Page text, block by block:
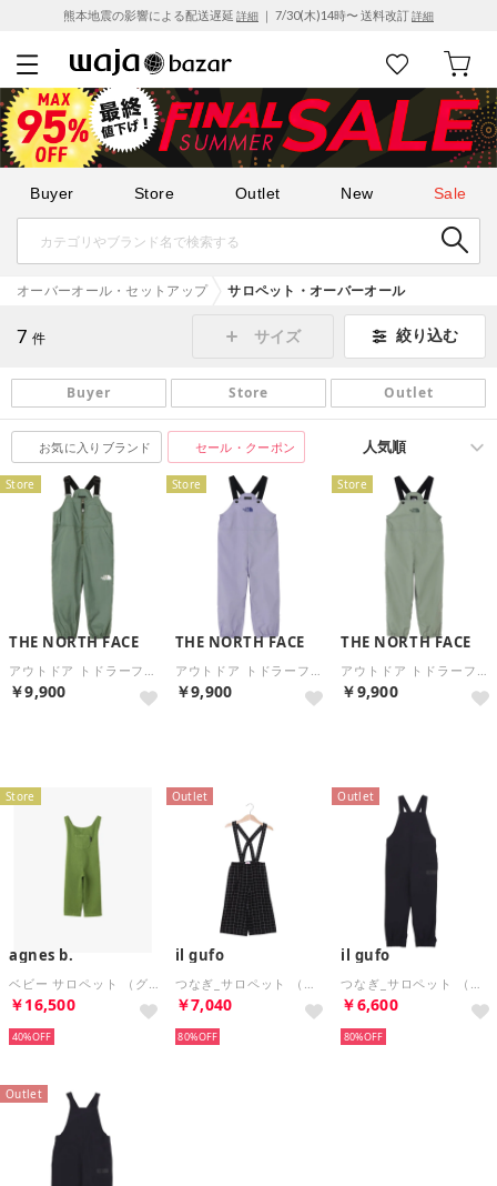
熊本地震の影響による配送遅延 詳細 ｜ 7/30(木)14時〜 送料改訂詳細
Buyer Store Outlet New Sale
オーバーオール・セットアップ サロペット・オーバーオール
7 件 サイズ 絞り込む
Buyer Store Outlet
お気に入りブランド セール・クーポン
Store
THE NORTH FACE
￥9,900
Store
THE NORTH FACE
￥9,900
Store
THE NORTH FACE
￥9,900
Store
agnes b.
￥16,500
40%
Outlet
il gufo
￥7,040
80%
Outlet
il gufo
￥6,600
80%
Outlet